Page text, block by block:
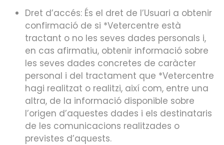
Dret d’accés: És el dret de l’Usuari a obtenir
confirmació de si *Vetercentre està
tractant o no les seves dades personals i,
en cas afirmatiu, obtenir informació sobre
les seves dades concretes de caràcter
personal i del tractament que *Vetercentre
hagi realitzat o realitzi, així com, entre una
altra, de la informació disponible sobre
l’origen d’aquestes dades i els destinataris
de les comunicacions realitzades o
previstes d’aquests.